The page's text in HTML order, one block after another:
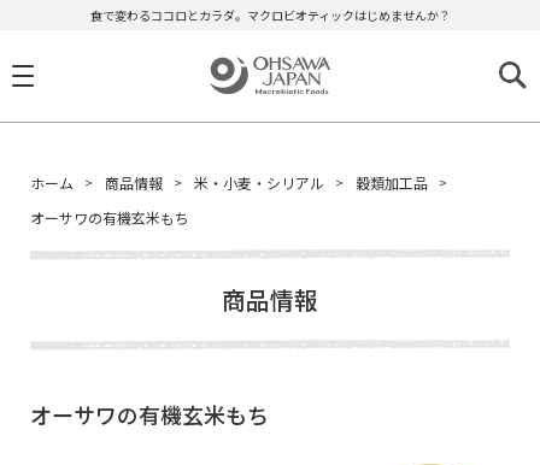
食で変わるココロとカラダ。マクロビオティックはじめませんか？
ホーム 商品情報 米・小麦・シリアル
穀類加工品
オーサワの有機玄米もち
商品情報
オーサワの有機玄米もち